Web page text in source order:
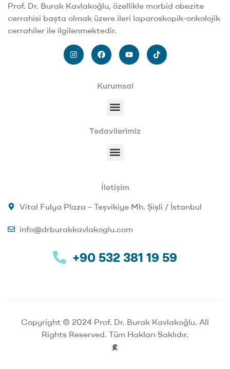
Prof. Dr. Burak Kavlakoğlu, özellikle morbid obezite
cerrahisi başta olmak üzere ileri laparoskopik-onkolojik
cerrahiler ile ilgilenmektedir.
Kurumsal
Tedavilerimiz
İletişim
Vital Fulya Plaza – Teşvikiye Mh. Şişli / İstanbul
info@drburakkavlakoglu.com
+90 532 381 19 59
Copyright © 2024 Prof. Dr. Burak Kavlakoğlu. All
Rights Reserved. Tüm Hakları Saklıdır.